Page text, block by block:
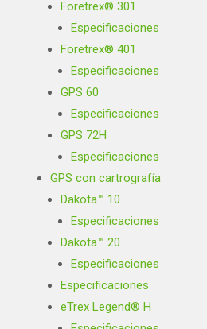
Foretrex® 301
Especificaciones
Foretrex® 401
Especificaciones
GPS 60
Especificaciones
GPS 72H
Especificaciones
GPS con cartrografía
Dakota™ 10
Especificaciones
Dakota™ 20
Especificaciones
Especificaciones
eTrex Legend® H